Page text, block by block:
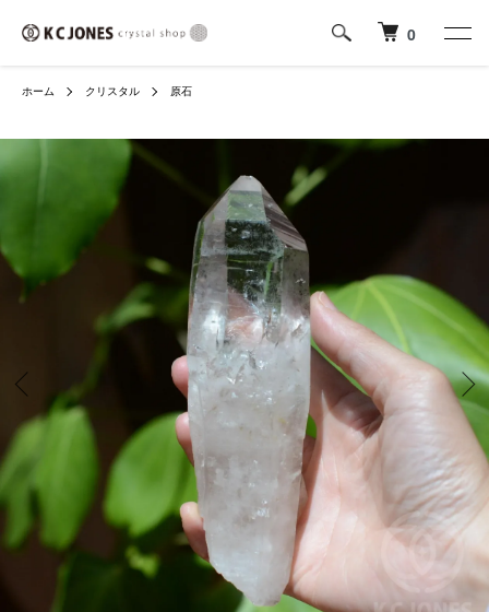
0
ホーム クリスタル 原石